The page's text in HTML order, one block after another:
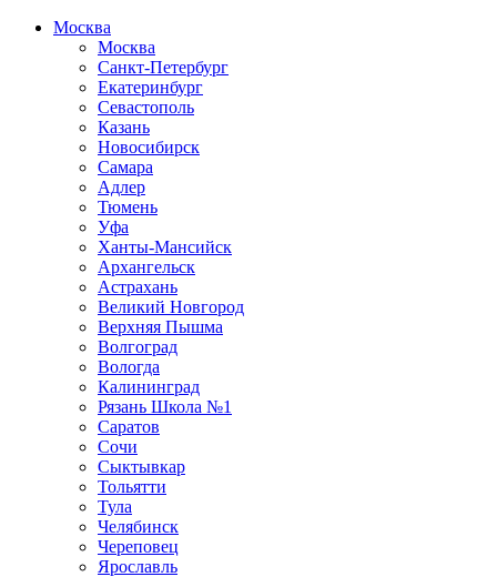
Москва
Москва
Санкт-Петербург
Екатеринбург
Севастополь
Казань
Новосибирск
Самара
Адлер
Тюмень
Уфа
Ханты-Мансийск
Архангельск
Астрахань
Великий Новгород
Верхняя Пышма
Волгоград
Вологда
Калининград
Рязань Школа №1
Саратов
Сочи
Сыктывкар
Тольятти
Тула
Челябинск
Череповец
Ярославль